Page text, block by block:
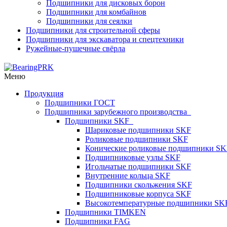
Подшипники для дисковых борон
Подшипники для комбайнов
Подшипники для сеялки
Подшипники для строительной сферы
Подшипники для экскаватора и спецтехники
Ружейные-пушечные свёрла
Меню
Продукция
Подшипники ГОСТ
Подшипники зарубежного производства
Подшипники SKF
Шариковые подшипники SKF
Роликовые подшипники SKF
Конические роликовые подшипники
Подшипниковые узлы SKF
Игольчатые подшипники SKF
Внутренние кольца SKF
Подшипники скольжения SKF
Подшипниковые корпуса SKF
Высокотемпературные подшипники
Подшипники TIMKEN
Подшипники FAG